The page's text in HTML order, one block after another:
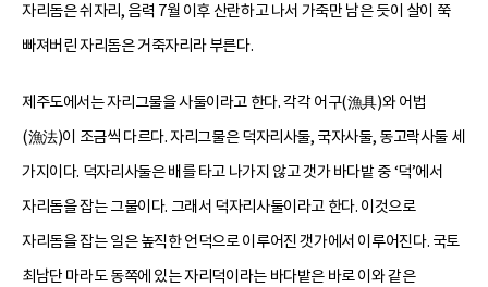
자리돔은 쉬자리, 음력 7월 이후 산란하고 나서 가죽만 남은 듯이 살이 쭉
빠져버린 자리돔은 거죽자리라 부른다.
제주도에서는 자리그물을 사둘이라고 한다. 각각 어구(漁具)와 어법
(漁法)이 조금씩 다르다. 자리그물은 덕자리사둘, 국자사둘, 동고락사둘 세
가지이다. 덕자리사둘은 배를 타고 나가지 않고 갯가 바다밭 중 ‘덕’에서
자리돔을 잡는 그물이다. 그래서 덕자리사둘이라고 한다. 이것으로
자리돔을 잡는 일은 높직한 언덕으로 이루어진 갯가에서 이루어진다. 국토
최남단 마라도 동쪽에 있는 자리덕이라는 바다밭은 바로 이와 같은